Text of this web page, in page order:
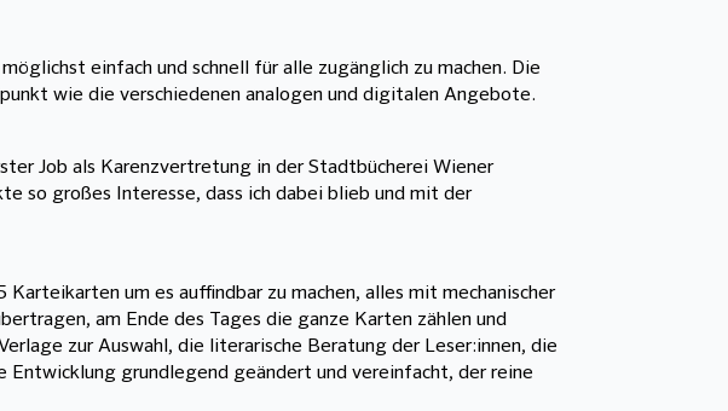
einfach und schnell für alle zugänglich zu machen. Die
wie die verschiedenen analogen und digitalen Angebote.
Job als Karenzvertretung in der Stadtbücherei Wiener
so großes Interesse, dass ich dabei blieb und mit der
um es auffindbar zu machen, alles mit mechanischer
am Ende des Tages die ganze Karten zählen und
zur Auswahl, die literarische Beratung der Leser:innen, die
Entwicklung grundlegend geändert und vereinfacht, der reine